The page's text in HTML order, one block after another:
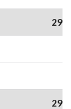
29
29